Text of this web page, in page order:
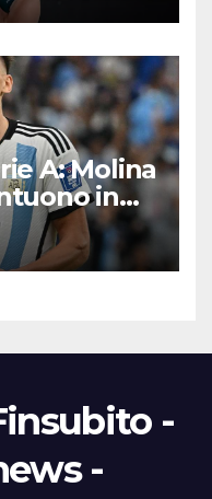
A: Molina
in
-
-